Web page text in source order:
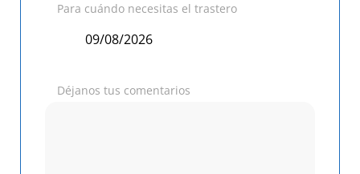
Para cuándo necesitas el trastero
Déjanos tus comentarios